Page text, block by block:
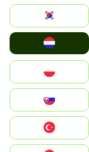
South Korea
United States